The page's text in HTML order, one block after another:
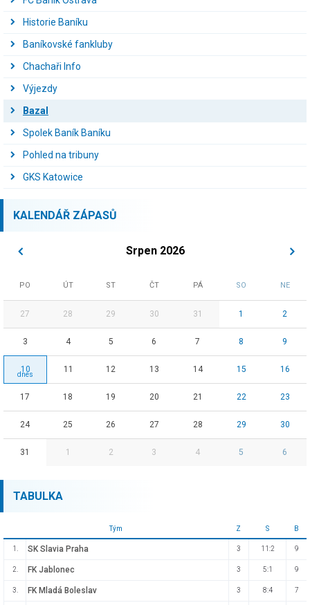
Historie Baníku
Baníkovské fankluby
Chachaři Info
Výjezdy
Bazal
Spolek Baník Baníku
Pohled na tribuny
GKS Katowice
KALENDÁŘ ZÁPASŮ
Srpen 2026
PO ÚT ST ČT PÁ SO NE
27 28 29 30 31 1 2
3 4 5 6 7 8 9
10 11 12 13 14 15 16
17 18 19 20 21 22 23
24 25 26 27 28 29 30
31 1 2 3 4 5 6
TABULKA
Tým Z S B
1. SK Slavia Praha 3 11:2 9
2. FK Jablonec 3 5:1 9
3. FK Mladá Boleslav 3 8:4 7